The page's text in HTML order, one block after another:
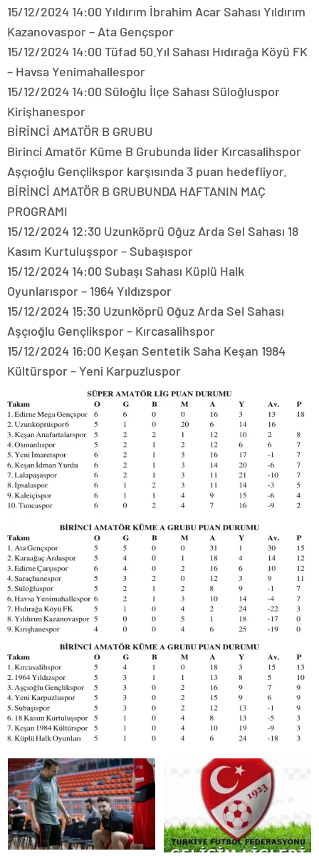
15/12/2024 14:00 Yıldırım İbrahim Acar Sahası Yıldırım
Kazanovaspor – Ata Gençspor
15/12/2024 14:00 Tüfad 50.Yıl Sahası Hıdırağa Köyü FK
– Havsa Yenimahallespor
15/12/2024 14:00 Süloğlu İlçe Sahası Süloğluspor
Kirişhanespor
BİRİNCİ AMATÖR B GRUBU
Birinci Amatör Küme B Grubunda lider Kırcasalihspor
Aşçıoğlu Gençlikspor karşısında 3 puan hedefliyor.
BİRİNCİ AMATÖR B GRUBUNDA HAFTANIN MAÇ
PROGRAMI
15/12/2024 12:30 Uzunköprü Oğuz Arda Sel Sahası 18
Kasım Kurtuluşspor – Subaşıspor
15/12/2024 14:00 Subaşı Sahası Küplü Halk
Oyunlarıspor – 1964 Yıldızspor
15/12/2024 15:30 Uzunköprü Oğuz Arda Sel Sahası
Aşçıoğlu Gençlikspor – Kırcasalihspor
15/12/2024 16:00 Keşan Sentetik Saha Keşan 1984
Kültürspor – Yeni Karpuzluspor